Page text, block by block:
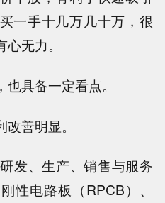
一手十几万几十万，很
无力。
具备一定看点。
善明显。
发、生产、销售与服务
性电路板（RPCB）、